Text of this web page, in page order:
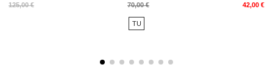
125,00 €
Prix
70,00 € 42,00 €
Prix
TU